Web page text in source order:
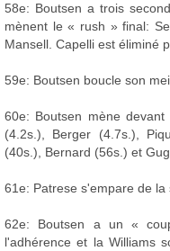
58e: Boutsen a trois
mènent le « rush » final:
Mansell. Capelli est éliminé
59e: Boutsen boucle son
60e: Boutsen mène
(4.2s.), Berger (4.7s.),
(40s.), Bernard (56s.) et
61e: Patrese s'empare de
62e: Boutsen a un «
l'adhérence et la Williams